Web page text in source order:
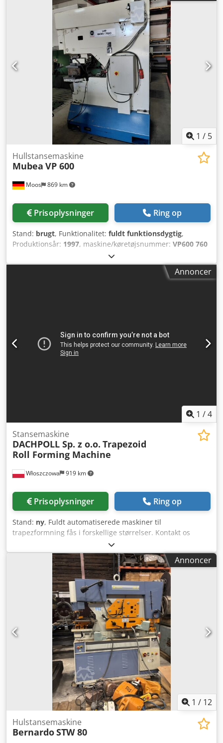
1 / 5
Moos 869 km
Hullstansemaskine
Mubea VP 600
Prisoplysninger Ring op
Stand: brugt, Funktionalitet: fuldt funktionsdygtig,
Produktionsår: 1997, maskine/køretøjsnummer: VP600 760
, brugt Mubea VP 600/760 Dcsdey Tihwopfx Ah Dsk Pris
VP
Annoncer
1 /4
Włoszczowa 919 km
Stansemaskine
DACHPOLL Sp. z o.o. Trapezoid
Roll Forming Machine
Prisoplysninger Ring op
Stand: ny, Fuldt automatiserede maskiner til
trapezformning fås i forskellige størrelser. Kontakt os
venligst for yderligere information og teknisk
dokumentation. Dedpfx Aeyr Nkbjh Dock
Annoncer
1 / 12
Hulstansemaskine
BernardoSTW 80